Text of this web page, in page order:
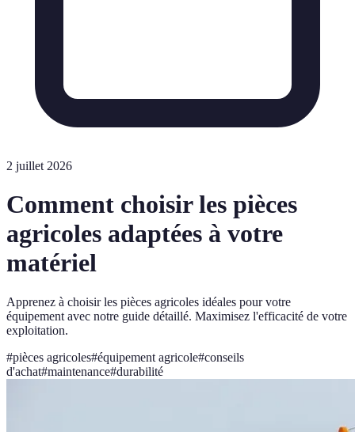
2 juillet 2026
Comment choisir les pièces
agricoles adaptées à votre
matériel
Apprenez à choisir les pièces agricoles idéales pour votre
équipement avec notre guide détaillé. Maximisez l'efficacité de votre
exploitation.
#pièces agricoles#équipement agricole#conseils
d'achat#maintenance#durabilité